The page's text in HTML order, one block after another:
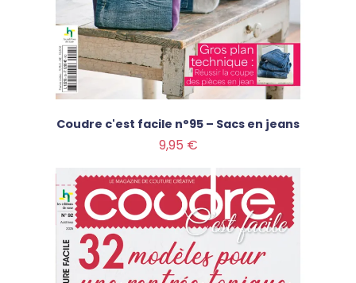
Coudre c'est facile n°95 – Sacs en jeans
9,95 €